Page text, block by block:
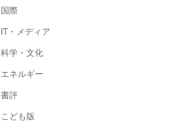
国際
IT・メディア
科学・文化
エネルギー
書評
こども版